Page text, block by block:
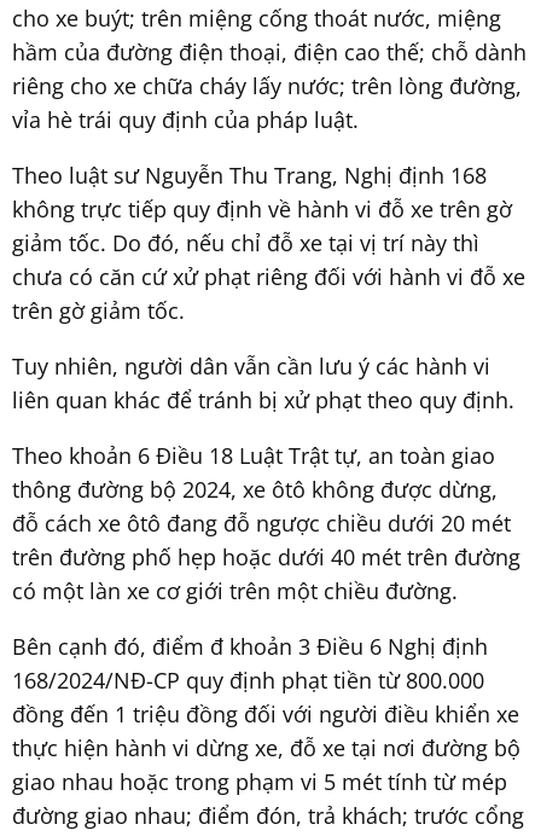
cho xe buýt; trên miệng cống thoát nước, miệng
hầm của đường điện thoại, điện cao thế; chỗ dành
riêng cho xe chữa cháy lấy nước; trên lòng đường,
vỉa hè trái quy định của pháp luật.
Theo luật sư Nguyễn Thu Trang, Nghị định 168
không trực tiếp quy định về hành vi đỗ xe trên gờ
giảm tốc. Do đó, nếu chỉ đỗ xe tại vị trí này thì
chưa có căn cứ xử phạt riêng đối với hành vi đỗ xe
trên gờ giảm tốc.
Tuy nhiên, người dân vẫn cần lưu ý các hành vi
liên quan khác để tránh bị xử phạt theo quy định.
Theo khoản 6 Điều 18 Luật Trật tự, an toàn giao
thông đường bộ 2024, xe ôtô không được dừng,
đỗ cách xe ôtô đang đỗ ngược chiều dưới 20 mét
trên đường phố hẹp hoặc dưới 40 mét trên đường
có một làn xe cơ giới trên một chiều đường.
Bên cạnh đó, điểm đ khoản 3 Điều 6 Nghị định
168/2024/NĐ-CP quy định phạt tiền từ 800.000
đồng đến 1 triệu đồng đối với người điều khiển xe
thực hiện hành vi dừng xe, đỗ xe tại nơi đường bộ
giao nhau hoặc trong phạm vi 5 mét tính từ mép
đường giao nhau; điểm đón, trả khách; trước cổng